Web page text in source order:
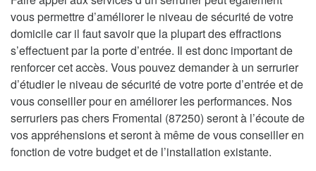
vous permettre d’améliorer le niveau de sécurité de votre
domicile car il faut savoir que la plupart des effractions
s’effectuent par la porte d’entrée. Il est donc important de
renforcer cet accès. Vous pouvez demander à un serrurier
d’étudier le niveau de sécurité de votre porte d’entrée et de
vous conseiller pour en améliorer les performances. Nos
serruriers pas chers Fromental (87250) seront à l’écoute de
vos appréhensions et seront à même de vous conseiller en
fonction de votre budget et de l’installation existante.